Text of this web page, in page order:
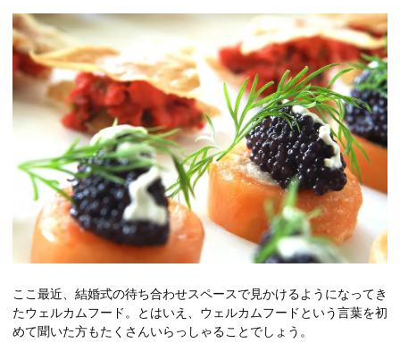
ここ最近、結婚式の待ち合わせスペースで見かけるようになってき
たウェルカムフード。とはいえ、ウェルカムフードという言葉を初
めて聞いた方もたくさんいらっしゃることでしょう。